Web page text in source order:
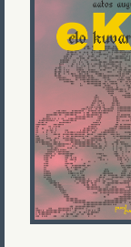
eKr.